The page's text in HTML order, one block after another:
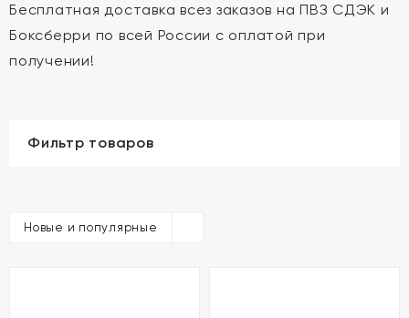
Бесплатная доставка всез заказов на ПВЗ СДЭК и
Боксберри по всей России с оплатой при
получении!
Фильтр товаров
Новые и популярные